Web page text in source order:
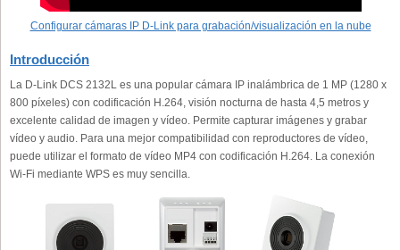
Configurar cámaras IP D-Link para grabación/visualización en la nube
Introducción
La D-Link DCS 2132L es una popular cámara IP inalámbrica de 1 MP (1280 x
800 píxeles) con codificación H.264, visión nocturna de hasta 4,5 metros y
excelente calidad de imagen y vídeo. Permite capturar imágenes y grabar
vídeo y audio. Para una mejor compatibilidad con reproductores de vídeo,
puede utilizar el formato de vídeo MP4 con codificación H.264. La conexión
Wi-Fi mediante WPS es muy sencilla.